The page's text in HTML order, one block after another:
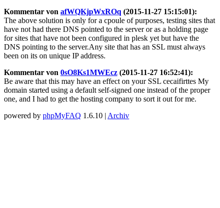
Kommentar von afWQKjpWxROq (2015-11-27 15:15:01):
The above solution is only for a cpoule of purposes, testing sites that
have not had there DNS pointed to the server or as a holding page
for sites that have not been configured in plesk yet but have the
DNS pointing to the server.Any site that has an SSL must always
been on its on unique IP address.
Kommentar von 0sO8Ks1MWEcz (2015-11-27 16:52:41):
Be aware that this may have an effect on your SSL cecaifirttes My
domain started using a default self-signed one instead of the proper
one, and I had to get the hosting company to sort it out for me.
powered by phpMyFAQ 1.6.10 | Archiv